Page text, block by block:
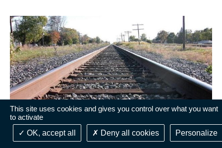
This site uses cookies and gives you control over what you want
to activate
OK, accept all
Deny all cookies Personalize